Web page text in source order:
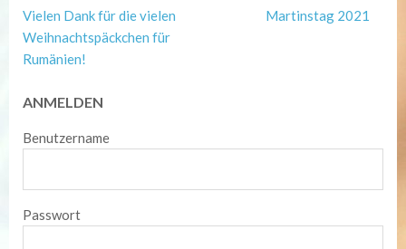
Post
Navigation
Vielen Dank für die vielen
Weihnachtspäckchen für
Rumänien!
Martinstag 2021
ANMELDEN
Benutzername
Passwort